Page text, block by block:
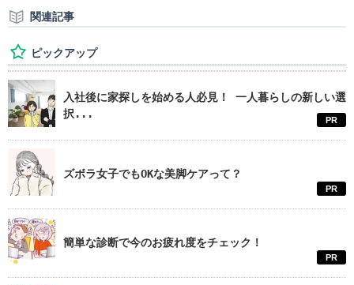
関連記事
ピックアップ
入社後に家探しを始める人必見！ 一人暮らしの新しい選
択...
PR
ズボラ女子でもOKな美脚ケアって？
PR
簡単な診断で今のお疲れ度をチェック！
PR